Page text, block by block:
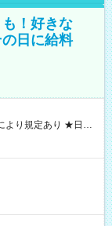
！好きな
日に給料
GET♪ お仕事後はコ
】試